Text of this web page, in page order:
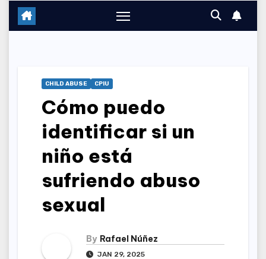
CHILD ABUSE CPIU
Cómo puedo
identificar si un
niño está
sufriendo abuso
sexual
By Rafael Núñez
JAN 29, 2025